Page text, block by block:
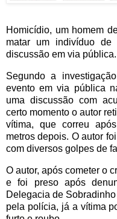
Homicídio, um homem
matar um indivíduo
discussão em via pública.
Segundo a
evento em via pública
uma discussão com
certo momento o autor
vítima, que correu
metros depois. O autor
com diversos golpes de
O autor, após cometer o
e foi preso após
Delegacia de
pela polícia, já a vítima